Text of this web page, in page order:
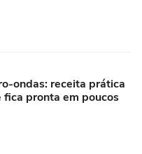
ondas: receita prática
fica pronta em poucos